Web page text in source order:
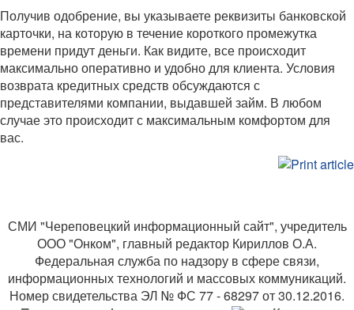
Получив одобрение, вы указываете реквизиты банковской
карточки, на которую в течение короткого промежутка
времени придут деньги. Как видите, все происходит
максимально оперативно и удобно для клиента. Условия
возврата кредитных средств обсуждаются с
представителями компании, выдавшей займ. В любом
случае это происходит с максимальным комфортом для
вас.
СМИ "Череповецкий информационный сайт", учредитель
ООО "Онком", главный редактор Кириллов О.А.
Федеральная служба по надзору в сфере связи,
информационных технологий и массовых коммуникаций.
Номер свидетельства ЭЛ № ФС 77 - 68297 от 30.12.2016.